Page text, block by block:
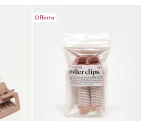
Offerta